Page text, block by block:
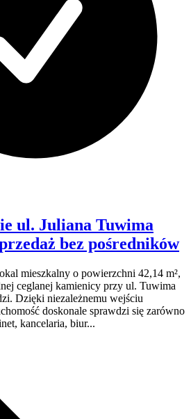
ul. Juliana Tuwima
bez pośredników
mieszkalny o powierzchni 42,14 m²,
ceglanej kamienicy przy ul. Tuwima
Dzięki niezależnemu wejściu
doskonale sprawdzi się zarówno
kancelaria, biur...